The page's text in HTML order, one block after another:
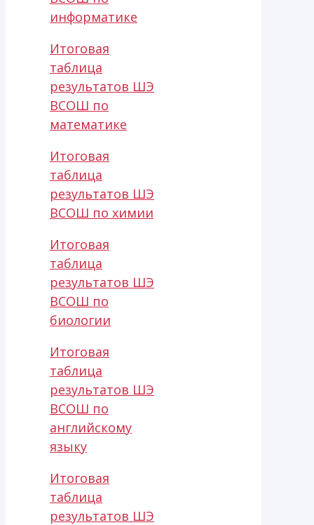
информатике
Итоговая
таблица
результатов ШЭ
ВСОШ по
математике
Итоговая
таблица
результатов ШЭ
ВСОШ по химии
Итоговая
таблица
результатов ШЭ
ВСОШ по
биологии
Итоговая
таблица
результатов ШЭ
ВСОШ по
английскому
языку
Итоговая
таблица
результатов ШЭ